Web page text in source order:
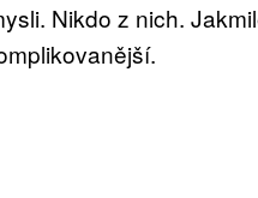
Nikdo z nich.